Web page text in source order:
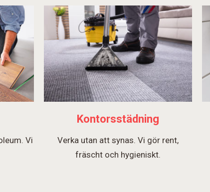
Vi
Kontorsstädning
Verka utan att synas. Vi gör rent,
fräscht och hygieniskt.